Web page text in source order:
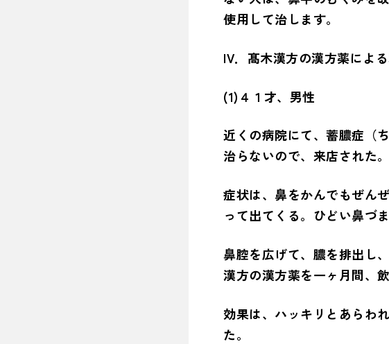
使用して治します。
IV．髙木漢方の漢方薬によ
(1)４１才、男性
近くの病院にて、蓄膿症（
治らないので、来店された。
症状は、鼻をかんでもぜん
って出てくる。ひどい鼻づ
鼻腔を広げて、膿を排出し
漢方の漢方薬を一ヶ月間、
効果は、ハッキリとあらわ
た。